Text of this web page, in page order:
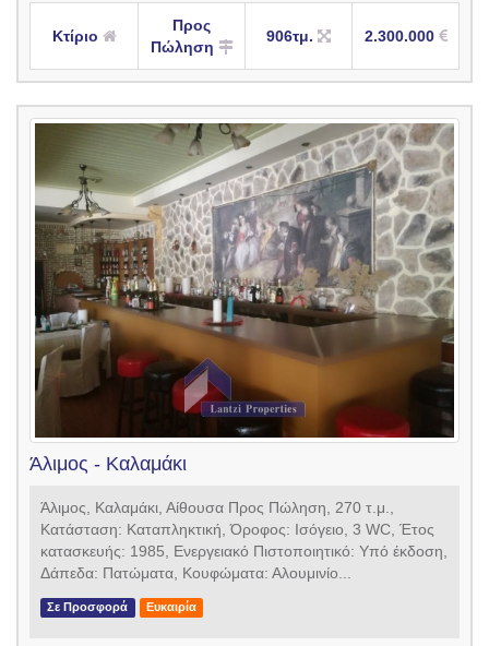
Κτίριο
Προς
Πώληση
906τμ. 2.300.000
Άλιμος - Καλαμάκι
Άλιμος, Καλαμάκι, Αίθουσα Προς Πώληση, 270 τ.μ.,
Κατάσταση: Καταπληκτική, Όροφος: Ισόγειο, 3 WC, Έτος
κατασκευής: 1985, Ενεργειακό Πιστοποιητικό: Υπό έκδοση,
Δάπεδα: Πατώματα, Kουφώματα: Αλουμινίο...
Σε Προσφορά Ευκαιρία